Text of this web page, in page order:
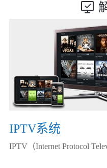
IPTV系统
IPTV（Internet Protocol